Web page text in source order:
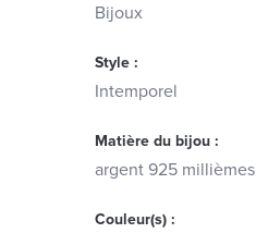
Bijoux
Style :
Intemporel
Matière du bijou :
argent 925 millièmes
Couleur(s) :